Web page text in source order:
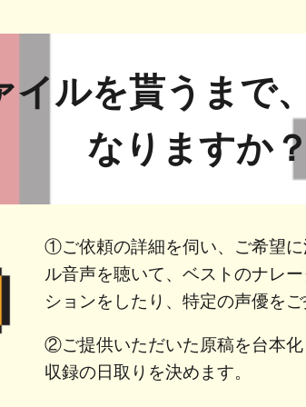
イルを貰うまで
なりますか？
①ご依頼の詳細を伺い、ご希望
ル音声を聴いて、ベストのナレ
ションをしたり、特定の声優を
②ご提供いただいた原稿を台本化
収録の日取りを決めます。